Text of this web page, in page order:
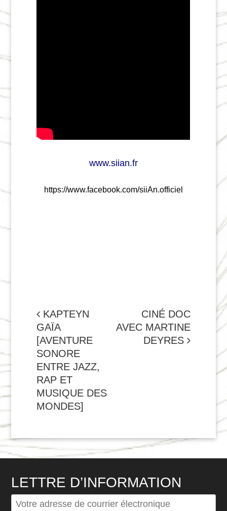
www.siian.fr
https://www.facebook.com/siiAn.officiel
NAVIGATION
DE
L'ARTICLE
KAPTEYN
GAÏA
[AVENTURE
SONORE
ENTRE JAZZ,
RAP ET
MUSIQUE DES
MONDES]
CINÉ DOC
AVEC MARTINE
DEYRES
LETTRE D’INFORMATION